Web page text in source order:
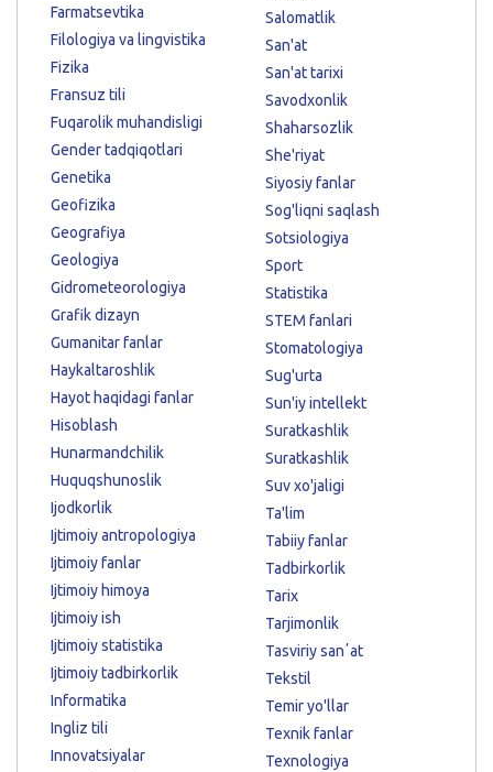
Farmatsevtika
Filologiya va lingvistika
Fizika
Fransuz tili
Fuqarolik muhandisligi
Gender tadqiqotlari
Genetika
Geofizika
Geografiya
Geologiya
Gidrometeorologiya
Grafik dizayn
Gumanitar fanlar
Haykaltaroshlik
Hayot haqidagi fanlar
Hisoblash
Hunarmandchilik
Huquqshunoslik
Ijodkorlik
Ijtimoiy antropologiya
Ijtimoiy fanlar
Ijtimoiy himoya
Ijtimoiy ish
Ijtimoiy statistika
Ijtimoiy tadbirkorlik
Informatika
Ingliz tili
Innovatsiyalar
Salomatlik
San'at
San'at tarixi
Savodxonlik
Shaharsozlik
She'riyat
Siyosiy fanlar
Sog'liqni saqlash
Sotsiologiya
Sport
Statistika
STEM fanlari
Stomatologiya
Sug'urta
Sun'iy intellekt
Suratkashlik
Suratkashlik
Suv xo'jaligi
Ta'lim
Tabiiy fanlar
Tadbirkorlik
Tarix
Tarjimonlik
Tasviriy sanʼat
Tekstil
Temir yo'llar
Texnik fanlar
Texnologiya